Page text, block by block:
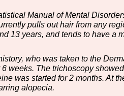
Manual of Mental
pulls out hair from any
13 years, and tends to have a
who was taken to the
weeks. The trichoscopy
was started for 2 months. At
alopecia.